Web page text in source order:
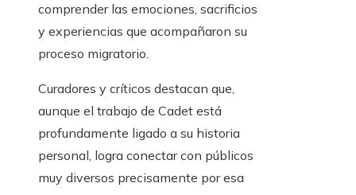
comprender las emociones, sacrificios
y experiencias que acompañaron su
proceso migratorio.
Curadores y críticos destacan que,
aunque el trabajo de Cadet está
profundamente ligado a su historia
personal, logra conectar con públicos
muy diversos precisamente por esa